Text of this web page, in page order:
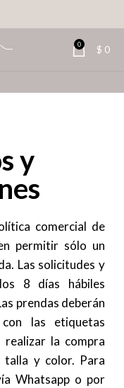
0 $ 0
y
comercial de
permitir sólo un
Las solicitudes y
8 días hábiles
prendas deberán
las etiquetas
la compra
talla y color. Para
Whatsapp o por